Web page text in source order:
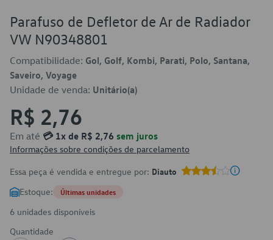
Parafuso de Defletor de Ar de Radiador
VW N90348801
Compatibilidade: Gol, Golf, Kombi, Parati, Polo, Santana,
Saveiro, Voyage
Unidade de venda: Unitário(a)
R$ 2,76
Em até 💳 1x de R$ 2,76 sem juros
Informações sobre condições de parcelamento
Essa peça é vendida e entregue por: Diauto
Estoque: Últimas unidades
6 unidades disponíveis
Quantidade